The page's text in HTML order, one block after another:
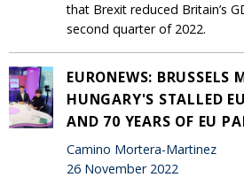
that Brexit reduced Britain’s
second quarter of 2022.
EURONEWS: BRUSSELS
HUNGARY'S STALLED
AND 70 YEARS OF EU
Camino Mortera-Martinez
26 November 2022